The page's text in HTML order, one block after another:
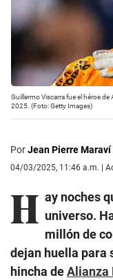
Guillermo Viscarra fue el héroe
2025. (Foto: Getty Images)
PorJean Pierre Maraví
04/03/2025, 11:46 a.m. |
H ay noches
universo.
millón de
dejan huella para
hincha deAlianza